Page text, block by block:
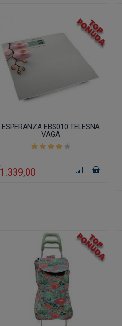
ESPERANZA EBS010 TELESNA
VAGA
1.339,00